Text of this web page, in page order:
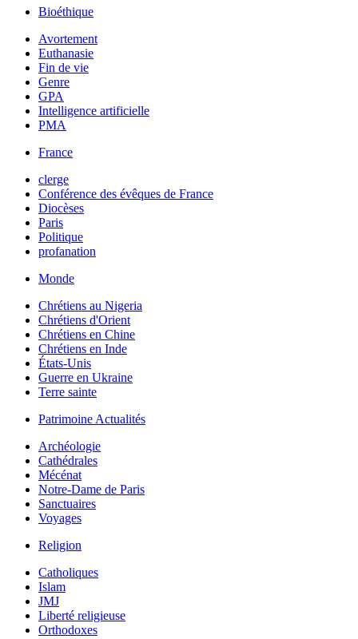
Bioéthique
Avortement
Euthanasie
Fin de vie
Genre
GPA
Intelligence artificielle
PMA
France
clerge
Conférence des évêques de France
Diocèses
Paris
Politique
profanation
Monde
Chrétiens au Nigeria
Chrétiens d'Orient
Chrétiens en Chine
Chrétiens en Inde
États-Unis
Guerre en Ukraine
Terre sainte
Patrimoine Actualités
Archéologie
Cathédrales
Mécénat
Notre-Dame de Paris
Sanctuaires
Voyages
Religion
Catholiques
Islam
JMJ
Liberté religieuse
Orthodoxes